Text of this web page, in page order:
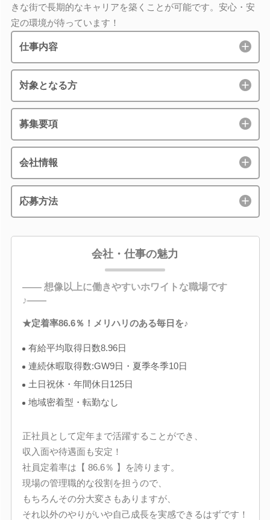
きな街で長期的なキャリアを築くことが可能です。安心・安
定の環境が待っています！
仕事内容
対象となる方
募集要項
会社情報
応募方法
会社・仕事の魅力
―― 想像以上に働きやすいホワイトな職場です
♪――
★定着率86.6％！メリハリのある毎日を♪
有給平均取得日数8.96日
連続休暇取得数:GW9日・夏季冬季10日
土日祝休・年間休日125日
地域密着型・転勤なし
正社員として定年まで活躍することができ、
収入面や待遇面も安定！
社員定着率は【 86.6％ 】を誇ります。
現場の管理職的な役割を担うので、
もちろんその分大変さもありますが、
それ以外のやりがいや自己成長を実感できるはずです！